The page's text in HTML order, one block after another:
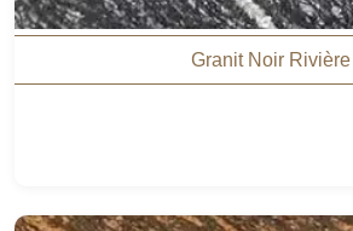
Granit Noir Rivière